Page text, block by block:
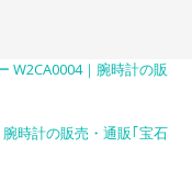
W2CA0004｜腕時計の販
時計の販売・通販｢宝石